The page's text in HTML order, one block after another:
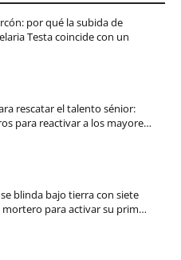
por qué la subida de
Testa coincide con un
rescatar el talento sénior:
para reactivar a los mayore…
blinda bajo tierra con siete
mortero para activar su prim…